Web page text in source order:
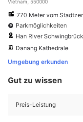
Vietnam, 550000
770 Meter vom
Parkmöglichkeiten
Han River
Danang Kathedrale
Umgebung erkunden
Gut zu wissen
Preis-Leistung